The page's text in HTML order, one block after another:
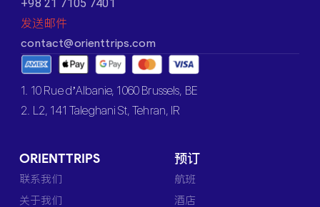
+98 21 7105 7401
发送邮件
contact@orienttrips.com
1. 10 Rue d’Albanie, 1060 Brussels, BE
2. L2, 141 Taleghani St, Tehran, IR
ORIENTTRIPS
联系我们
关于我们
预订
航班
酒店